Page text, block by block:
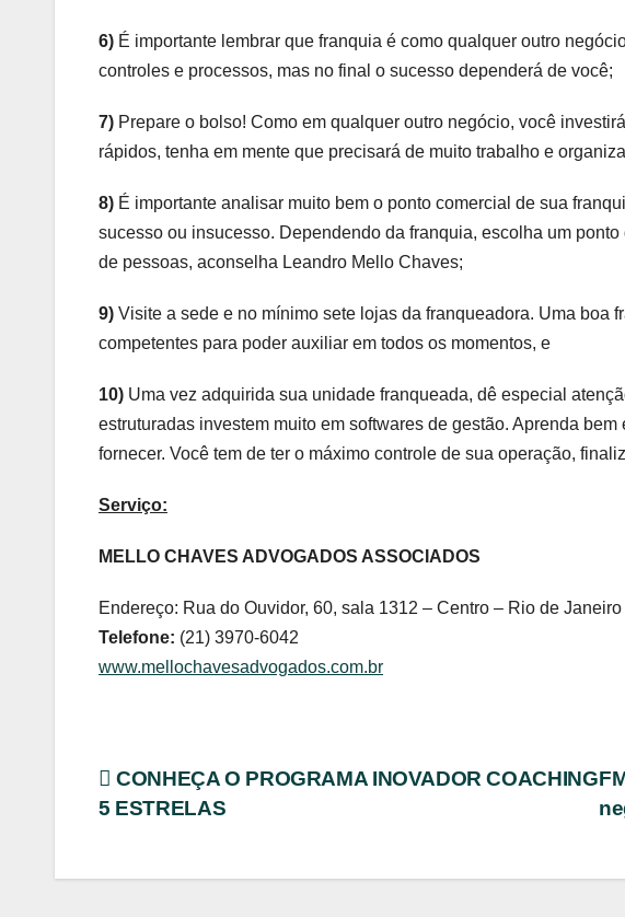
6) É importante lembrar que franquia é como qualquer outro
controles e processos, mas no final o sucesso dependerá de você;
7) Prepare o bolso! Como em qualquer outro negócio, você
rápidos, tenha em mente que precisará de muito trabalho e
8) É importante analisar muito bem o ponto comercial de sua
sucesso ou insucesso. Dependendo da franquia, escolha um
de pessoas, aconselha Leandro Mello Chaves;
9) Visite a sede e no mínimo sete lojas da franqueadora. Uma boa
competentes para poder auxiliar em todos os momentos, e
10) Uma vez adquirida sua unidade franqueada, dê especial
estruturadas investem muito em softwares de gestão. Aprenda
fornecer. Você tem de ter o máximo controle de sua operação,
Serviço:
MELLO CHAVES ADVOGADOS ASSOCIADOS
Endereço: Rua do Ouvidor, 60, sala 1312 – Centro – Rio de Janeiro
Telefone: (21) 3970-6042
www.mellochavesadvogados.com.br
Navegação
Post
CONHEÇA O PROGRAMA INOVADOR COACHING
5 ESTRELAS